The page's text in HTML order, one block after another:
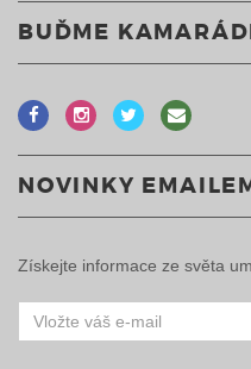
BUĎME
NOVINKY
Získejte informace ze světa